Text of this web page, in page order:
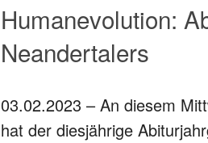
Humanevolution:
Neandertalers
03.02.2023 – An diesem
hat der diesjährige